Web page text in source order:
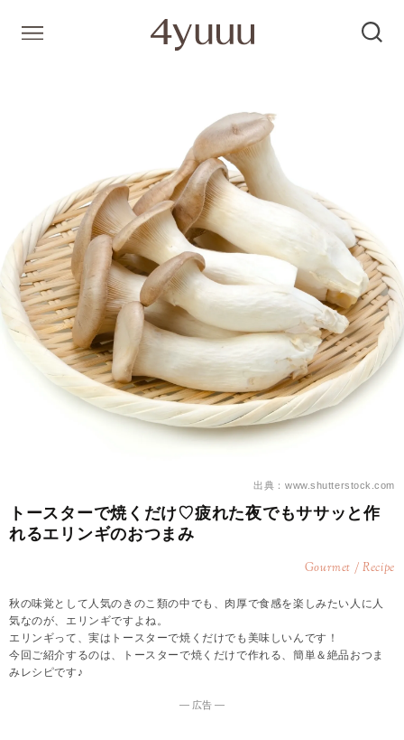
出典：www.shutterstock.com
トースターで焼くだけ♡疲れた夜でもササッと作
れるエリンギのおつまみ
Gourmet / Recipe
秋の味覚として人気のきのこ類の中でも、肉厚で食感を楽しみたい人に人
気なのが、エリンギですよね。
エリンギって、実はトースターで焼くだけでも美味しいんです！
今回ご紹介するのは、トースターで焼くだけで作れる、簡単＆絶品おつま
みレシピです♪
― 広告 ―